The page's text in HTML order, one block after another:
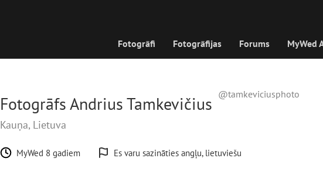
Fotogrāfi Fotogrāfijas Forums MyWed
Fotogrāfs Andrius Tamkevičius @tamkeviciusphoto
Kauņa, Lietuva
MyWed 8 gadiem Es varu sazināties angļu, lietuviešu